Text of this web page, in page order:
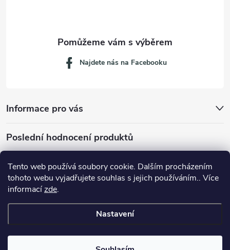
Tento web používá soubory cookie. Dalším procházením
tohoto webu vyjadřujete souhlas s jejich používáním.. Více
informacízde.
Nastavení
Informace pro vás
Najdete nás na Facebooku
Poslední hodnocení produktů
Dávkovací lžička na mletou kávu 53132C8134
Copyright 2026JM servis. Všechna práva vyhrazena.